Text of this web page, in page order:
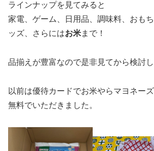
ラインナップを見てみると
家電、ゲーム、日用品、調味料、おも
ッズ、さらにはお米まで！
品揃えが豊富なので是非見てから検討し
以前は優待カードでお米やらマヨネー
無料でいただきました。